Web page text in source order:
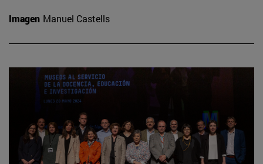
Imagen Manuel Castells